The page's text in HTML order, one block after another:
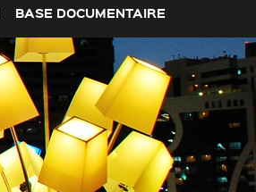
BASE DOCUMENTAIRE